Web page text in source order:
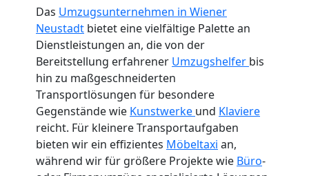
Das Umzugsunternehmen in Wiener
Neustadt bietet eine vielfältige Palette an
Dienstleistungen an, die von der
Bereitstellung erfahrener Umzugshelfer bis
hin zu maßgeschneiderten
Transportlösungen für besondere
Gegenstände wie Kunstwerke und Klaviere
reicht. Für kleinere Transportaufgaben
bieten wir ein effizientes Möbeltaxi an,
während wir für größere Projekte wie Büro-
Internationaler
Umzug
Nationaler
Umzug